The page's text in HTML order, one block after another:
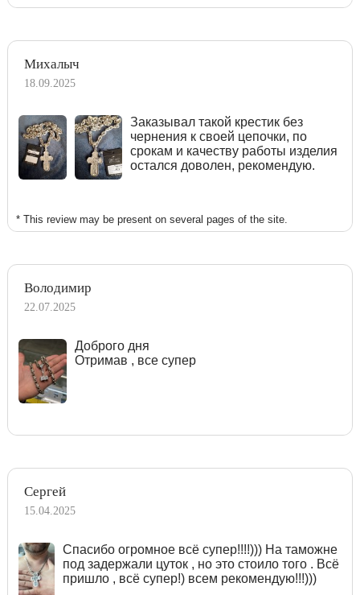
Михалыч
18.09.2025
Заказывал такой крестик без
чернения к своей цепочки, по
срокам и качеству работы изделия
остался доволен, рекомендую.
* This review may be present on several pages of the site.
Володимир
22.07.2025
Доброго дня
Отримав , все супер
Сергей
15.04.2025
Спасибо огромное всё супер!!!!))) На таможне
под задержали цуток , но это стоило того . Всё
пришло , всё супер!) всем рекомендую!!!)))